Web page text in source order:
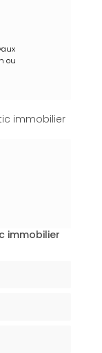
ou
immobilier
immobilier